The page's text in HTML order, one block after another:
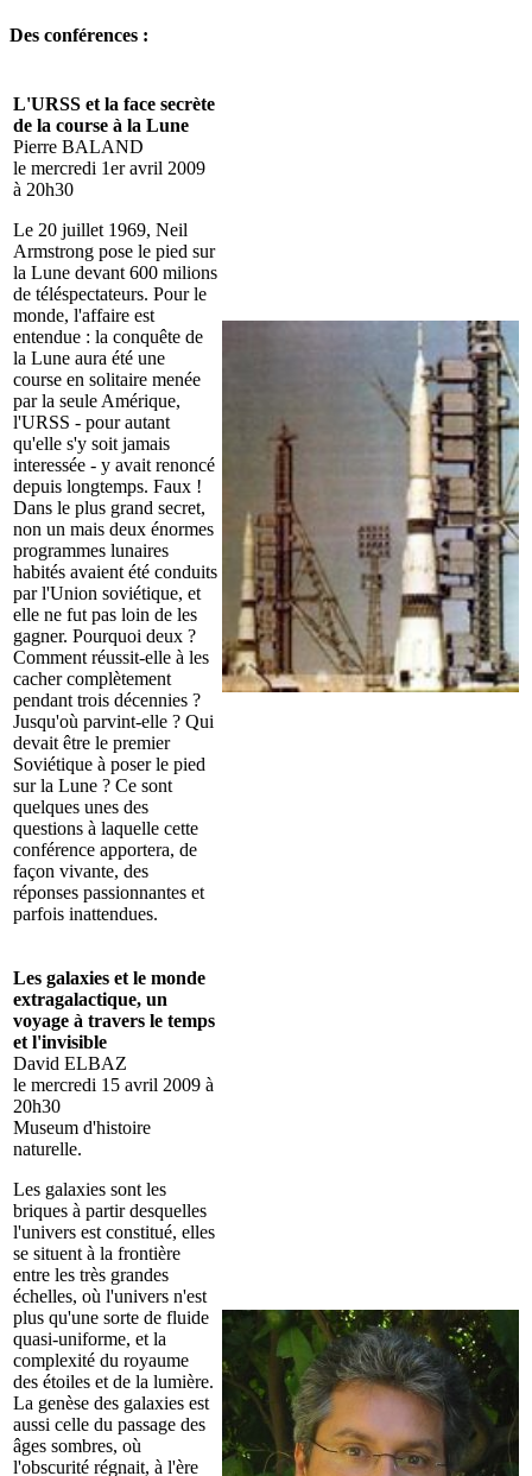
Des conférences :
L'URSS et la face secrète
de la course à la Lune
Pierre BALAND
le mercredi 1er avril 2009
à 20h30
Le 20 juillet 1969, Neil
Armstrong pose le pied sur
la Lune devant 600 milions
de téléspectateurs. Pour le
monde, l'affaire est
entendue : la conquête de
la Lune aura été une
course en solitaire menée
par la seule Amérique,
l'URSS - pour autant
qu'elle s'y soit jamais
interessée - y avait renoncé
depuis longtemps. Faux !
Dans le plus grand secret,
non un mais deux énormes
programmes lunaires
habités avaient été conduits
par l'Union soviétique, et
elle ne fut pas loin de les
gagner. Pourquoi deux ?
Comment réussit-elle à les
cacher complètement
pendant trois décennies ?
Jusqu'où parvint-elle ? Qui
devait être le premier
Soviétique à poser le pied
sur la Lune ? Ce sont
quelques unes des
questions à laquelle cette
conférence apportera, de
façon vivante, des
réponses passionnantes et
parfois inattendues.
Les galaxies et le monde
extragalactique, un
voyage à travers le temps
et l'invisible
David ELBAZ
le mercredi 15 avril 2009 à
20h30
Museum d'histoire
naturelle.
Les galaxies sont les
briques à partir desquelles
l'univers est constitué, elles
se situent à la frontière
entre les très grandes
échelles, où l'univers n'est
plus qu'une sorte de fluide
quasi-uniforme, et la
complexité du royaume
des étoiles et de la lumière.
La genèse des galaxies est
aussi celle du passage des
âges sombres, où
l'obscurité régnait, à l'ère